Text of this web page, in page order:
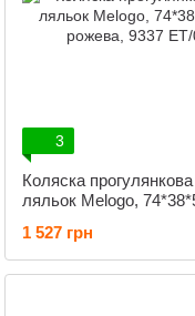
3
Коляска
ляльок Melogo,
1 527 грн